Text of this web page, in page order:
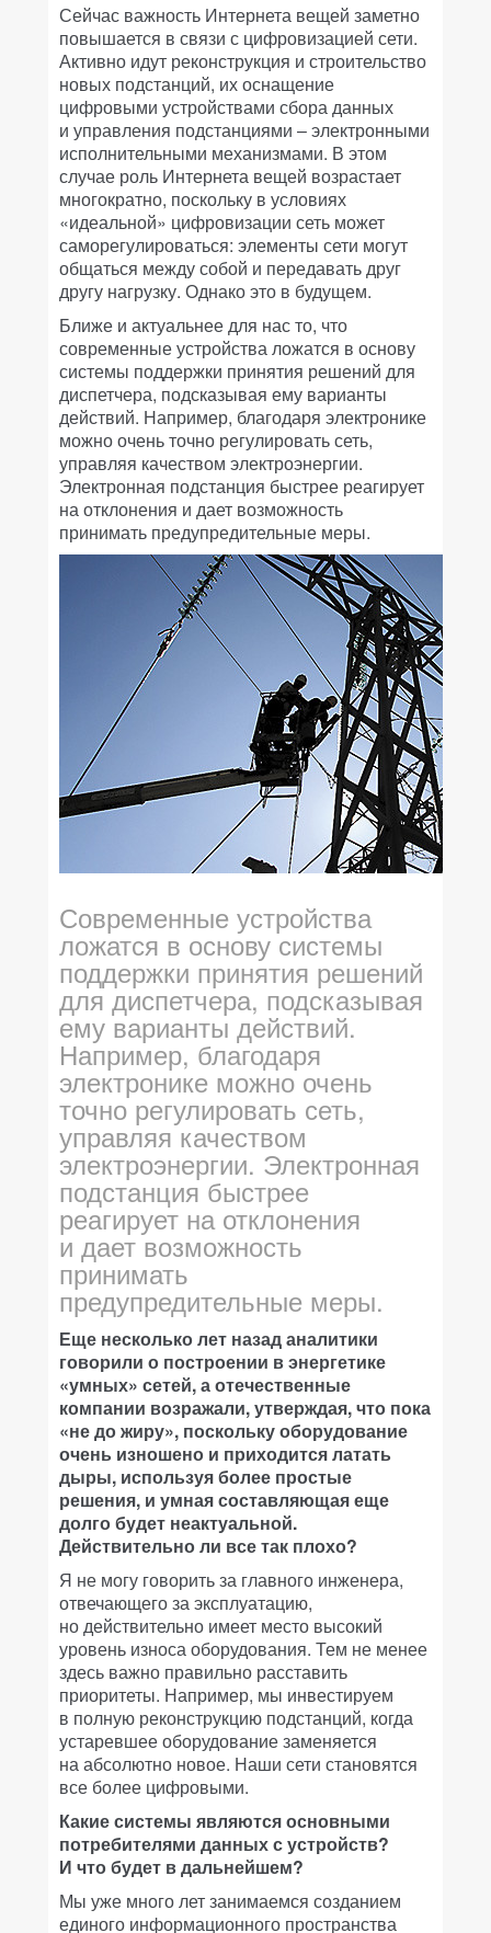
Сейчас важность Интернета вещей заметно
повышается в связи с цифровизацией сети.
Активно идут реконструкция и строительство
новых подстанций, их оснащение
цифровыми устройствами сбора данных
и управления подстанциями – электронными
исполнительными механизмами. В этом
случае роль Интернета вещей возрастает
многократно, поскольку в условиях
«идеальной» цифровизации сеть может
саморегулироваться: элементы сети могут
общаться между собой и передавать друг
другу нагрузку. Однако это в будущем.
Ближе и актуальнее для нас то, что
современные устройства ложатся в основу
системы поддержки принятия решений для
диспетчера, подсказывая ему варианты
действий. Например, благодаря электронике
можно очень точно регулировать сеть,
управляя качеством электроэнергии.
Электронная подстанция быстрее реагирует
на отклонения и дает возможность
принимать предупредительные меры.
Современные устройства
ложатся в основу системы
поддержки принятия решений
для диспетчера, подсказывая
ему варианты действий.
Например, благодаря
электронике можно очень
точно регулировать сеть,
управляя качеством
электроэнергии. Электронная
подстанция быстрее
реагирует на отклонения
и дает возможность
принимать
предупредительные меры.
Еще несколько лет назад аналитики
говорили о построении в энергетике
«умных» сетей, а отечественные
компании возражали, утверждая, что пока
«не до жиру», поскольку оборудование
очень изношено и приходится латать
дыры, используя более простые
решения, и умная составляющая еще
долго будет неактуальной.
Действительно ли все так плохо?
Я не могу говорить за главного инженера,
отвечающего за эксплуатацию,
но действительно имеет место высокий
уровень износа оборудования. Тем не менее
здесь важно правильно расставить
приоритеты. Например, мы инвестируем
в полную реконструкцию подстанций, когда
устаревшее оборудование заменяется
на абсолютно новое. Наши сети становятся
все более цифровыми.
Какие системы являются основными
потребителями данных с устройств?
И что будет в дальнейшем?
Мы уже много лет занимаемся созданием
единого информационного пространства